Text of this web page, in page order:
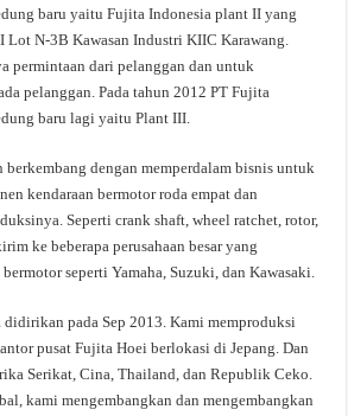
baru yaitu Fujita Indonesia plant II yang
N-3B Kawasan Industri KIIC Karawang.
permintaan dari pelanggan dan untuk
pelanggan. Pada tahun 2012 PT Fujita
baru lagi yaitu Plant III.
dengan memperdalam bisnis untuk
kendaraan bermotor roda empat dan
Seperti crank shaft, wheel ratchet, rotor,
ke beberapa perusahaan besar yang
seperti Yamaha, Suzuki, dan Kawasaki.
pada Sep 2013. Kami memproduksi
pusat Fujita Hoei berlokasi di Jepang. Dan
Serikat, Cina, Thailand, dan Republik Ceko.
kami mengembangkan dan mengembangkan